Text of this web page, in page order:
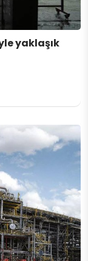
yaklaşık